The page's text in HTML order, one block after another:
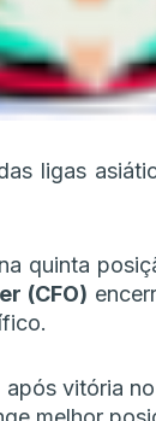
ligas
quinta
(CFO)
após vitória